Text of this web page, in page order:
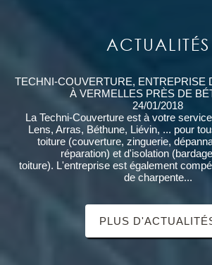
ACTUALITÉS
TECHNI-COUVERTURE, ENTREPRISE
À VERMELLES PRÈS DE
24/01/2018
La Techni-Couverture est à votre
Lens, Arras, Béthune, Liévin, ... pour
toiture (couverture, zinguerie,
réparation) et d'isolation
toiture). L'entreprise est également
de charpente...
PLUS